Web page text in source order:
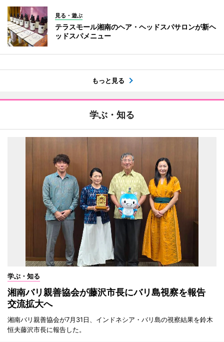
見る・遊ぶ
テラスモール湘南のヘア・ヘッドスパサロンが新ヘ
ッドスパメニュー
もっと見る
学ぶ・知る
学ぶ・知る
湘南バリ親善協会が藤沢市長にバリ島視察を報告
交流拡大へ
湘南バリ親善協会が7月31日、インドネシア・バリ島の視察結果を鈴木
恒夫藤沢市長に報告した。